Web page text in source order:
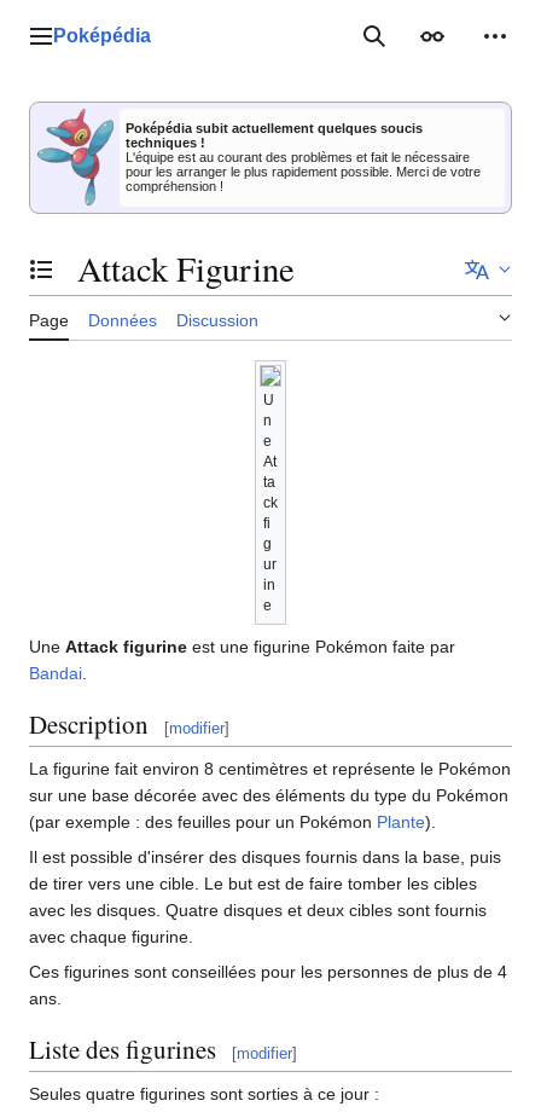
Menu principal
Poképédia RechercherApparence
Poképédia subit actuellement quelques soucis
techniques !
L'équipe est au courant des problèmes et fait le nécessaire
pour les arranger le plus rapidement possible. Merci de votre
compréhension !
Basculer la table des matières
Attack Figurine
Page Données Discussion
U
n
e
At
ta
ck
fi
g
ur
in
e
Une Attack figurine est une figurine Pokémon faite par
Bandai
Description [modifier]
La figurine fait environ 8 centimètres et représente le Pokémon
sur une base décorée avec des éléments du type du Pokémon
(par exemple : des feuilles pour un Pokémon Plante).
Il est possible d'insérer des disques fournis dans la base, puis
de tirer vers une cible. Le but est de faire tomber les cibles
avec les disques. Quatre disques et deux cibles sont fournis
avec chaque figurine.
Ces figurines sont conseillées pour les personnes de plus de 4
ans.
Liste des figurines [modifier]
Seules quatre figurines sont sorties à ce jour :